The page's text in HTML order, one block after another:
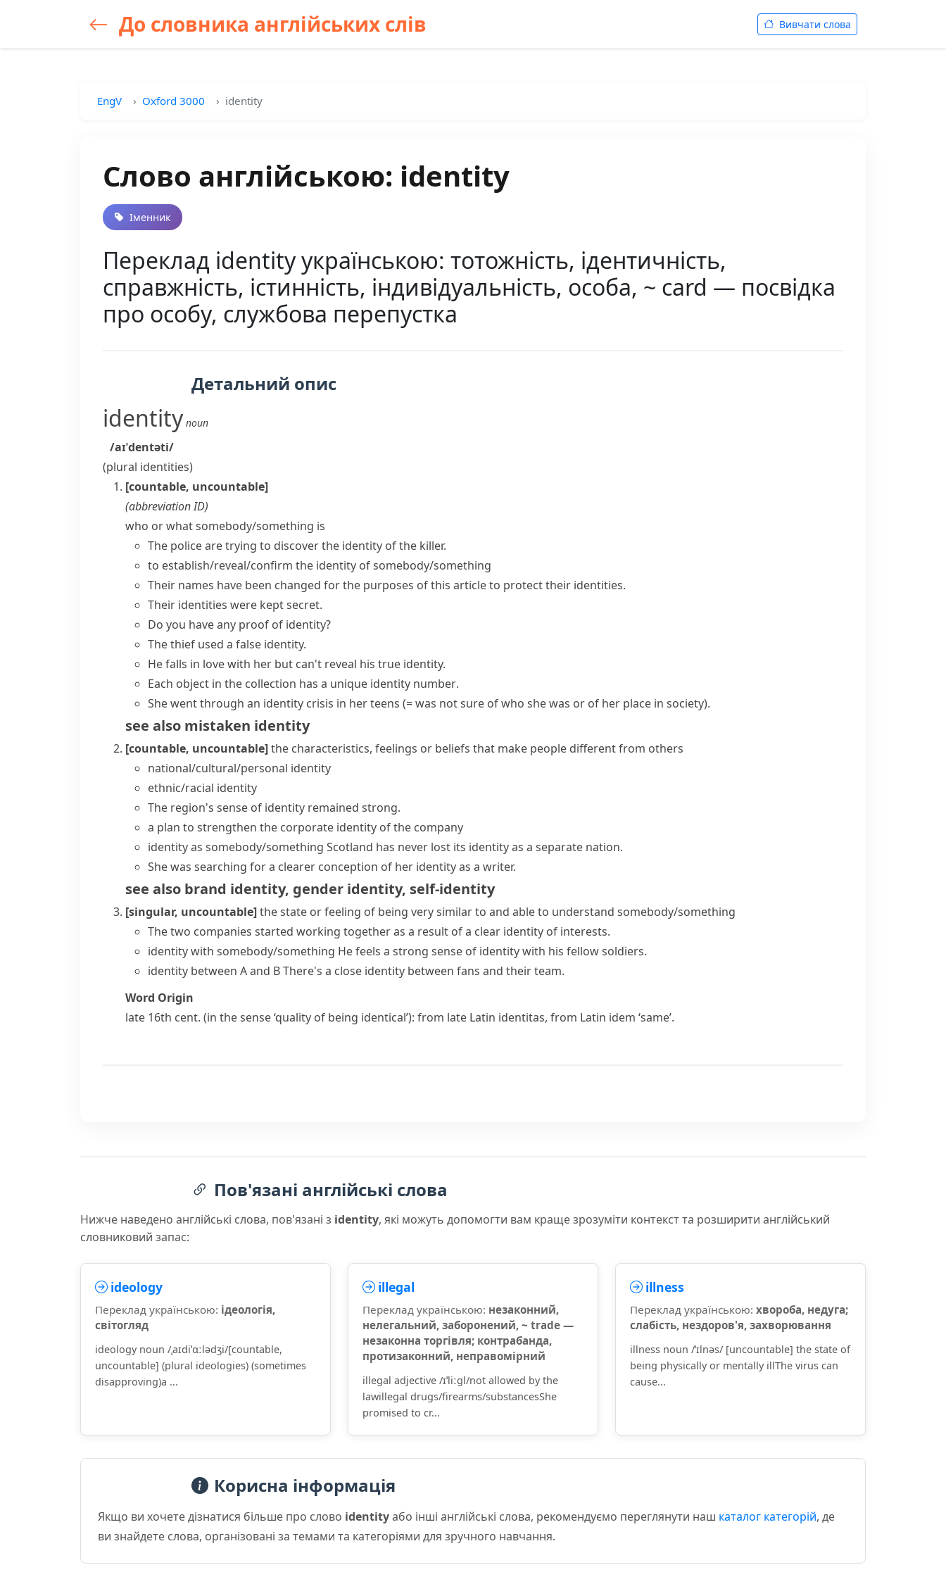
До словника англійських слів Вивчати слова
EngV Oxford 3000 identity
Слово англійською: identity
Іменник
Переклад identity українською: тотожність, ідентичність,
справжність, істинність, індивідуальність, особа, ~ card — посвідка
про особу, службова перепустка
Детальний опис
identity noun
/aɪˈdentəti/
(plural identities)
[countable, uncountable]
(abbreviationID)
who or what somebody/something is
The police are trying to discover the identity of the killer.
to establish/reveal/confirm the identity of somebody/something
Their names have been changed for the purposes of this article to protect their identities.
Their identities were kept secret.
Do you have any proof of identity?
The thief used a false identity.
He falls in love with her but can't reveal his true identity.
Each object in the collection has a unique identity number.
She went through an identity crisis in her teens (= was not sure of who she was or of her place in society).
see also mistaken identity
[countable, uncountable]the characteristics, feelings or beliefs that make people different from others
national/cultural/personal identity
ethnic/racial identity
The region's sense of identity remained strong.
a plan to strengthen the corporate identity of the company
identity as somebody/something Scotland has never lost its identity as a separate nation.
She was searching for a clearer conception of her identity as a writer.
see also brand identity, gender identity, self-identity
[singular, uncountable]the state or feeling of being very similar to and able to understand somebody/something
The two companies started working together as a result of a clear identity of interests.
identity with somebody/something He feels a strong sense of identity with his fellow soldiers.
identity between A and BThere's a close identity between fans and their team.
Word Origin
late 16th cent. (in the sense ‘quality of being identical’): from late Latin identitas, from Latin idem ‘same’.
Пов'язані англійські слова
Нижче наведено англійські слова, пов'язані з identity, які можуть допомогти вам краще зрозуміти контекст та розширити англійський
словниковий запас:
ideology
Переклад українською: ідеологія,
світогляд
ideology noun /ˌaɪdiˈɑːlədʒi/[countable,
uncountable] (plural ideologies) (sometimes
disapproving)a ...
illegal
Переклад українською: незаконний,
нелегальний, заборонений, ~ trade —
незаконна торгівля; контрабанда,
протизаконний, неправомірний
illegal adjective /ɪˈliːɡl/not allowed by the
lawillegal drugs/firearms/substancesShe
promised to cr...
illness
Переклад українською: хвороба, недуга;
слабість, нездоров'я, захворювання
illness noun /ˈɪlnəs/ [uncountable] the state of
being physically or mentally illThe virus can
cause...
Корисна інформація
Якщо ви хочете дізнатися більше про слово identityабо інші англійські слова, рекомендуємо переглянути наш каталог категорій, де
ви знайдете слова, організовані за темами та категоріями для зручного навчання.